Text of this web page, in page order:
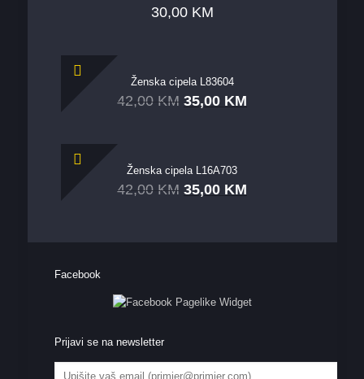
30,00 KM
Ženska cipela L83604
42,00 KM 35,00 KM
Ženska cipela L16A703
42,00 KM 35,00 KM
Facebook
Prijavi se na newsletter